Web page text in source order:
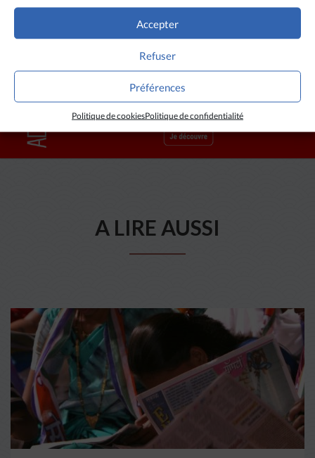
Accepter
Refuser
Préférences
Politique de cookiesPolitique de confidentialité
A LIRE AUSSI